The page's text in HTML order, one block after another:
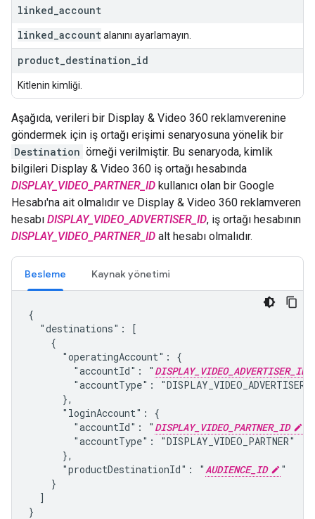
linked account
linked accountalanını ayarlamayın.
product destination id
Kitlenin kimliği.
Aşağıda, verileri bir Display & Video 360 reklamverenine
göndermek için iş ortağı erişimi senaryosuna yönelik bir
Destination örneği verilmiştir. Bu senaryoda, kimlik
bilgileri Display & Video 360 iş ortağı hesabında
DISPLAY_VIDEO_PARTNER_ID kullanıcı olan bir Google
Hesabı'na ait olmalıdır ve Display & Video 360 reklamveren
hesabı DISPLAY_VIDEO_ADVERTISER_ID, iş ortağı hesabının
DISPLAY_VIDEO_PARTNER_ID alt hesabı olmalıdır.
Besleme Kaynak yönetimi
{
  "destinations": [
    {
      "operatingAccount": {
        "accountId": "
DISPLAY_VIDEO_ADVERTISER_ID
        "accountType": "DISPLAY_VIDEO_ADVERTISER"
      },
      "loginAccount": {
        "accountId": "
DISPLAY_VIDEO_PARTNER_ID
        "accountType": "DISPLAY_VIDEO_PARTNER"
      },
      "productDestinationId": "
AUDIENCE_ID
"
    }
  ]
}